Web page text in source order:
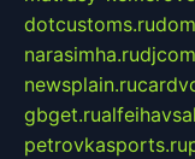
dotcustoms.ru
narasimha.ru
newsplain.ru
gbget.ru
petrovkasports.ru